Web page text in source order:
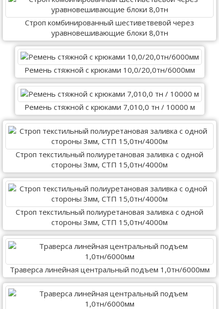
Строп комбинированный шестиветвевой через
уравновешивающие блоки 8,0тн
Ремень стяжной с крюками 10,0/20,0тн/6000мм
Ремень стяжной с крюками 7,010,0 тн / 10000 м
Строп текстильный полиуретановая заливка с одной
стороны 3мм, СТП 15,0тн/4000м
Строп текстильный полиуретановая заливка с одной
стороны 3мм, СТП 15,0тн/4000м
Траверса линейная центральный подъем 1,0тн/6000мм